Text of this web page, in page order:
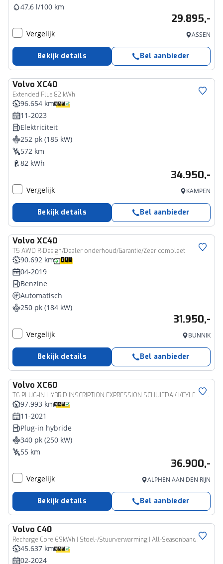
47,6 l/100 km
29.895,-
Vergelijk ASSEN
Bekijk details Bel aanbieder
Volvo XC40
Extended Plus 82 kWh
96.654 km
11-2023
Elektriciteit
252 pk (185 kW)
572 km
82 kWh
34.950,-
Vergelijk KAMPEN
Bekijk details Bel aanbieder
Volvo XC40
T5 AWD R-Design/Dealer onderhoud/Garantie/Zeer compleet
90.692 km
04-2019
Benzine
Automatisch
250 pk (184 kW)
31.950,-
Vergelijk BUNNIK
Bekijk details Bel aanbieder
Volvo XC60
T6 PLUG-IN HYBRID INSCRIPTION EXPRESSION SCHUIFDAK KEYLESS FULL-LED TREKHAAK
97.993 km
11-2021
Plug-in hybride
340 pk (250 kW)
55 km
36.900,-
Vergelijk ALPHEN AAN DEN RIJN
Bekijk details Bel aanbieder
Volvo C40
Recharge Core 69kWh | Stoel-/Stuurverwarming | All-Seasonbanden |
45.637 km
02-2024